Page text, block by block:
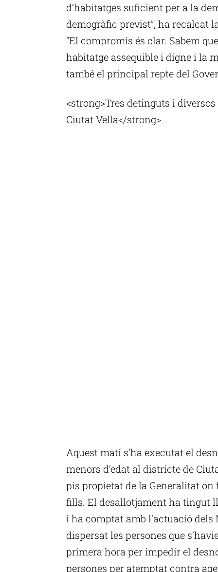
d’habitatges suficient per a la
demogràfic previst”, ha recalcat
“El compromís és clar. Sabem
habitatge assequible i digne i la
també el principal repte del
<strong>Tres detinguts i
Ciutat Vella</strong>
Aquest matí s’ha executat el
menors d’edat al districte de
pis propietat de la Generalitat
fills. El desallotjament ha tingut
i ha comptat amb l’actuació dels
dispersat les persones que
primera hora per impedir el
persones per atemptat contra